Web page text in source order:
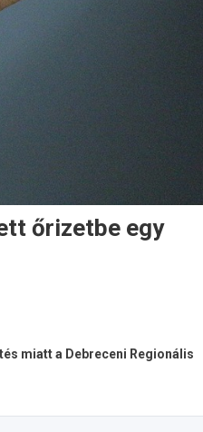
őrizetbe egy
miatt a Debreceni Regionális